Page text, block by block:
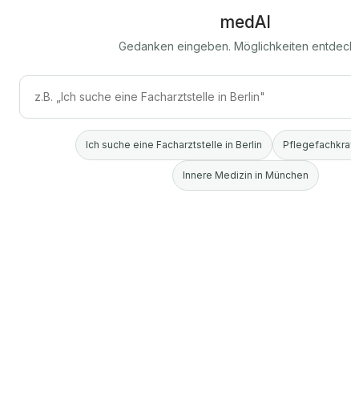
medAI
Gedanken eingeben. Möglichkeiten
Ich suche eine Facharztstelle in Berlin
Innere Medizin in München